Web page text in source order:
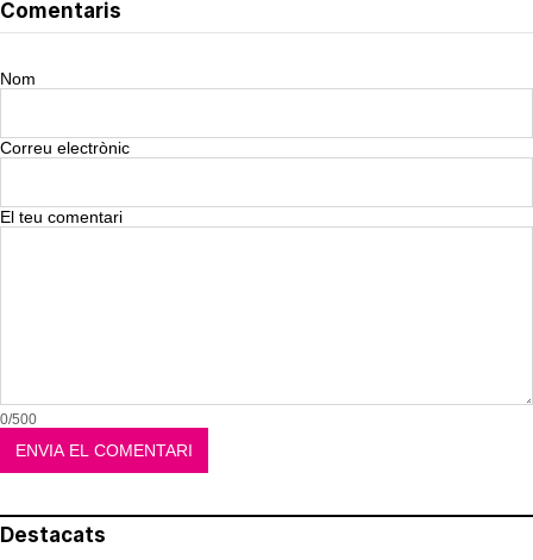
Comentaris
Nom
Correu electrònic
El teu comentari
0/500
Destacats